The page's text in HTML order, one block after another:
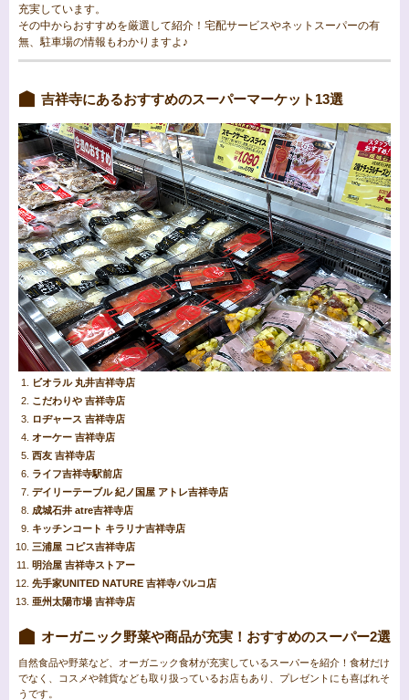
充実しています。
その中からおすすめを厳選して紹介！宅配サービスやネットスーパーの有
無、駐車場の情報もわかりますよ♪
吉祥寺にあるおすすめのスーパーマーケット13選
ビオラル 丸井吉祥寺店
こだわりや 吉祥寺店
ロヂャース 吉祥寺店
オーケー 吉祥寺店
西友 吉祥寺店
ライフ吉祥寺駅前店
デイリーテーブル 紀ノ国屋 アトレ吉祥寺店
成城石井 atre吉祥寺店
キッチンコート キラリナ吉祥寺店
三浦屋 コピス吉祥寺店
明治屋 吉祥寺ストアー
先手家UNITED NATURE 吉祥寺パルコ店
亜州太陽市場 吉祥寺店
オーガニック野菜や商品が充実！おすすめのスーパー2選
自然食品や野菜など、オーガニック食材が充実しているスーパーを紹介！食材だけ
でなく、コスメや雑貨なども取り扱っているお店もあり、プレゼントにも喜ばれそ
うです。